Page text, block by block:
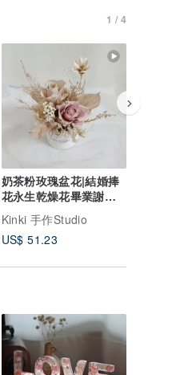
1 / 4
奶茶粉玫瑰盆花|結婚捧
花永生乾燥花畢業謝師
禮物生日畢業禮物4七
Kinki 手作Studio
US$ 51.23